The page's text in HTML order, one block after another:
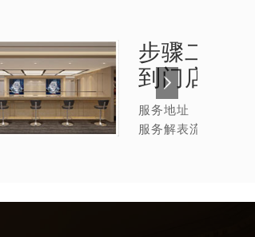
步骤二：
到门店
服务地址
服务解表流程